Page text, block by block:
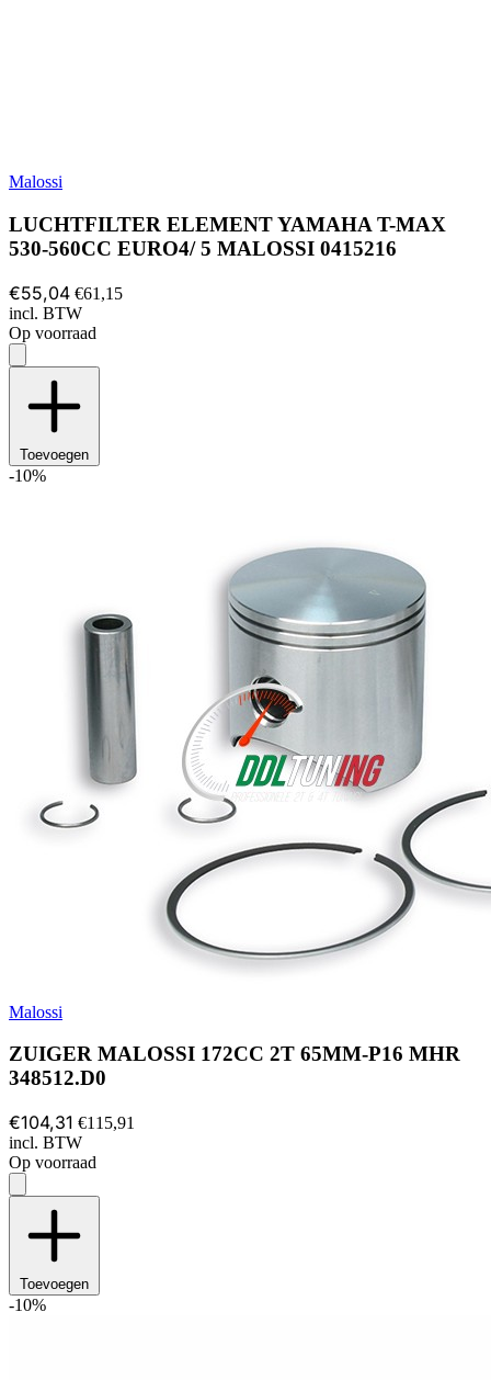
Malossi
LUCHTFILTER ELEMENT YAMAHA T-MAX
530-560CC EURO4/ 5 MALOSSI 0415216
€55,04 €61,15
incl. BTW
Op voorraad
Toevoegen
-10%
Malossi
ZUIGER MALOSSI 172CC 2T 65MM-P16 MHR
348512.D0
€104,31 €115,91
incl. BTW
Op voorraad
Toevoegen
-10%